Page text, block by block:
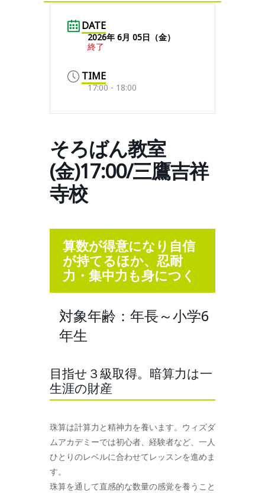
DATE
2026年 6月 05日（金）
終了
TIME
17:00 - 18:00
そろばん教室
(金)17:00/三鷹吉祥
寺校
算数が得意になり自信
が持てるほか、忍耐
力・集中力も身につく
対象年齢：年長～小学6
年生
目指せ３級取得。暗算力は一
生涯の財産
珠算は計算力と精神力を養います。ウィズダ
ムアカデミーでは初心者、経験者など、一人
ひとりのレベルに合わせてレッスンを進めま
す。
珠算を通して直感的な数量の感覚を養うこと